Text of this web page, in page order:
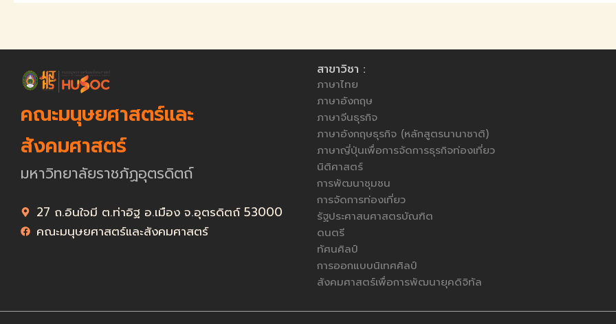
คณะมนุษยศาสตร์และ
สังคมศาสตร์
มหาวิทยาลัยราชภัฏอุตรดิตถ์
27 ถ.อินใจมี ต.ท่าอิฐ อ.เมือง จ.อุตรดิตถ์ 53000
คณะมนุษยศาสตร์และสังคมศาสตร์
สาขาวิชา :
ภาษาไทย
ภาษาอังกฤษ
ภาษาจีนธุรกิจ
ภาษาอังกฤษธุรกิจ (หลักสูตรนานาชาติ)
ภาษาญี่ปุ่นเพื่อการจัดการธุรกิจท่องเที่ยว
นิติศาสตร์
การพัฒนาชุมชน
การจัดการท่องเที่ยว
รัฐประศาสนศาสตรบัณฑิต
ดนตรี
ทัศนศิลป์
การออกแบบนิเทศศิลป์
สังคมศาสตร์เพื่อการพัฒนายุคดิจิทัล